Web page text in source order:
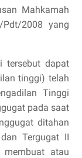
Mahkamah
Pdt/2008 yang
tersebut dapat
tinggi) telah
Tinggi
pada saat
ditahan
Tergugat II
membuat atau